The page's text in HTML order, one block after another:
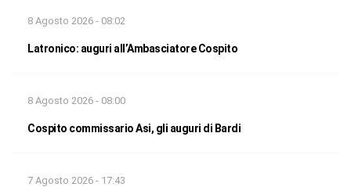
8 Agosto 2026 - 08:02
Latronico: auguri all’Ambasciatore Cospito
8 Agosto 2026 - 08:00
Cospito commissario Asi, gli auguri di Bardi
7 Agosto 2026 - 17:43